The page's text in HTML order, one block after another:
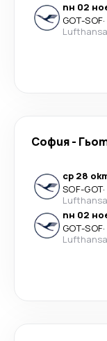
пн 02
GOT-SOF·
Lufthansa
София-
ср 28
SOF-GOT·
Lufthansa
пн 02
GOT-SOF·
Lufthansa